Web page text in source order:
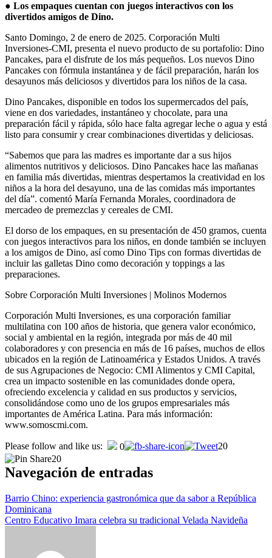
● Los empaques cuentan con juegos interactivos con los
divertidos amigos de Dino.
Santo Domingo, 2 de enero de 2025. Corporación Multi
Inversiones-CMI, presenta el nuevo producto de su portafolio: Dino
Pancakes, para el disfrute de los más pequeños. Los nuevos Dino
Pancakes con fórmula instantánea y de fácil preparación, harán los
desayunos más deliciosos y divertidos para los niños de la casa.
Dino Pancakes, disponible en todos los supermercados del país,
viene en dos variedades, instantáneo y chocolate, para una
preparación fácil y rápida, sólo hace falta agregar leche o agua y está
listo para consumir y crear combinaciones divertidas y deliciosas.
“Sabemos que para las madres es importante dar a sus hijos
alimentos nutritivos y deliciosos. Dino Pancakes hace las mañanas
en familia más divertidas, mientras despertamos la creatividad en los
niños a la hora del desayuno, una de las comidas más importantes
del día”. comentó María Fernanda Morales, coordinadora de
mercadeo de premezclas y cereales de CMI.
El dorso de los empaques, en su presentación de 450 gramos, cuenta
con juegos interactivos para los niños, en donde también se incluyen
a los amigos de Dino, así como Dino Tips con formas divertidas de
incluir las galletas Dino como decoración y toppings a las
preparaciones.
Sobre Corporación Multi Inversiones | Molinos Modernos
Corporación Multi Inversiones, es una corporación familiar
multilatina con 100 años de historia, que genera valor económico,
social y ambiental en la región, integrada por más de 40 mil
colaboradores y con presencia en más de 16 países, muchos de ellos
ubicados en la región de Latinoamérica y Estados Unidos. A través
de sus Agrupaciones de Negocio: CMI Alimentos y CMI Capital,
crea un impacto sostenible en las comunidades donde opera,
ofreciendo excelencia y calidad en sus productos y servicios,
consolidándose como uno de los grupos empresariales más
importantes de América Latina. Para más información:
www.somoscmi.com.
Please follow and like us: 0
20
20
Navegación de entradas
Barrio Chino: experiencia gastronómica que da sabor a República
Dominicana
Centro Educativo Imara celebra su tradicional Velada Navideña